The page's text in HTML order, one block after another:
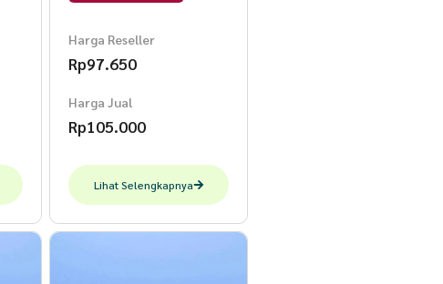
Harga Reseller
Rp97.650
Harga Jual
Rp105.000
Lihat Selengkapnya